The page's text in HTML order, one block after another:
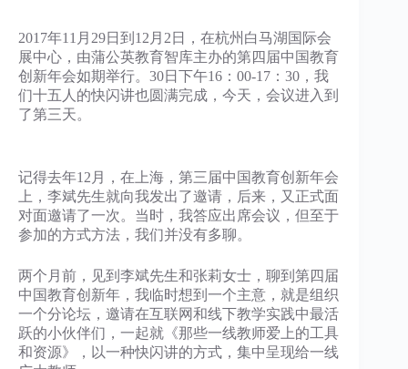
2017年11月29日到12月2日，在杭州白马湖国际会
展中心，由蒲公英教育智库主办的第四届中国教育
创新年会如期举行。30日下午16：00-17：30，我
们十五人的快闪讲也圆满完成，今天，会议进入到
了第三天。
记得去年12月，在上海，第三届中国教育创新年会
上，李斌先生就向我发出了邀请，后来，又正式面
对面邀请了一次。当时，我答应出席会议，但至于
参加的方式方法，我们并没有多聊。
两个月前，见到李斌先生和张莉女士，聊到第四届
中国教育创新年，我临时想到一个主意，就是组织
一个分论坛，邀请在互联网和线下教学实践中最活
跃的小伙伴们，一起就《那些一线教师爱上的工具
和资源》，以一种快闪讲的方式，集中呈现给一线